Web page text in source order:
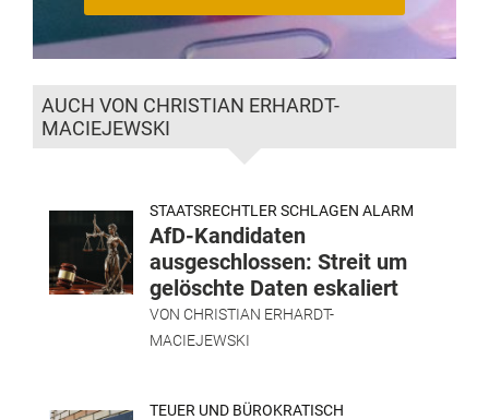
AUCH VON CHRISTIAN ERHARDT-
MACIEJEWSKI
STAATSRECHTLER SCHLAGEN ALARM
AfD-Kandidaten
ausgeschlossen: Streit um
gelöschte Daten eskaliert
VON CHRISTIAN ERHARDT-
MACIEJEWSKI
TEUER UND BÜROKRATISCH